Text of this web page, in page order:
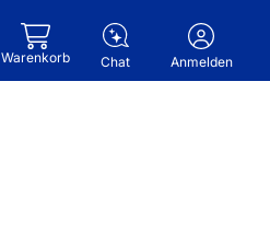
Warenkorb Chat Anmelden